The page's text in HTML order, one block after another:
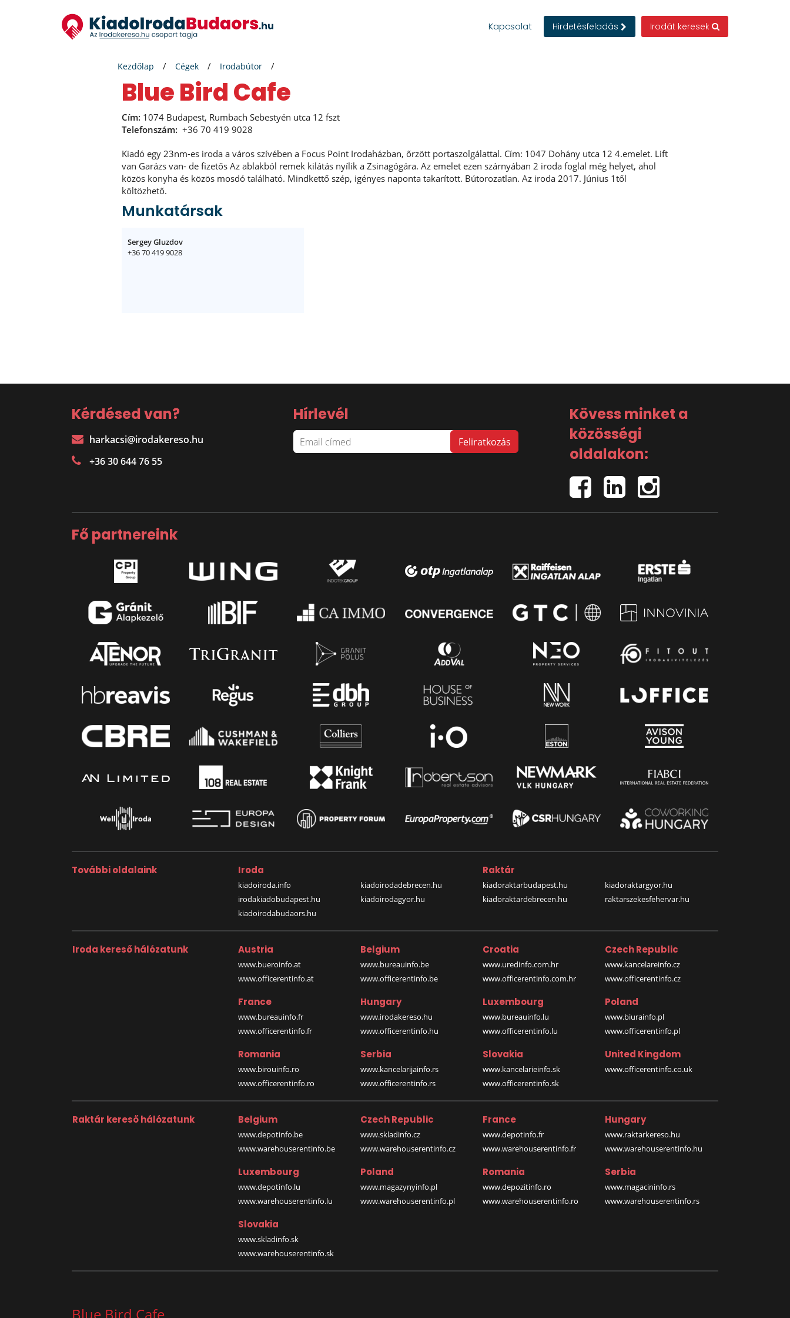
Kapcsolat Hirdetésfeladás Irodát keresek
Kezdőlap Cégek Irodabútor
Blue Bird Cafe
Cím: 1074 Budapest, Rumbach Sebestyén utca 12 fszt
Telefonszám: +36 70 419 9028
Kiadó egy 23nm-es iroda a város szívében a Focus Point Irodaházban, őrzött portaszolgálattal. Cím: 1047 Dohány utca 12 4.emelet. Lift
van Garázs van- de fizetős Az ablakból remek kilátás nyílik a Zsinagógára. Az emelet ezen szárnyában 2 iroda foglal még helyet, ahol
közös konyha és közös mosdó található. Mindkettő szép, igényes naponta takarított. Bútorozatlan. Az iroda 2017. Június 1től
költözhető.
Munkatársak
Sergey Gluzdov
+36 70 419 9028
Kérdésed van?
harkacsi@irodakereso.hu
+36 30 644 76 55
Hírlevél
Kövess minket a
közösségi
oldalakon:
Fő partnereink
További oldalaink Iroda
kiadoiroda.info
irodakiadobudapest.hu
kiadoirodabudaors.hu
kiadoirodadebrecen.hu
kiadoirodagyor.hu
Raktár
kiadoraktarbudapest.hu
kiadoraktardebrecen.hu
kiadoraktargyor.hu
raktarszekesfehervar.hu
Iroda kereső hálózatunk Austria
www.bueroinfo.at
www.officerentinfo.at
Belgium
www.bureauinfo.be
www.officerentinfo.be
Croatia
www.uredinfo.com.hr
www.officerentinfo.com.hr
Czech Republic
www.kancelareinfo.cz
www.officerentinfo.cz
France
www.bureauinfo.fr
www.officerentinfo.fr
Hungary
www.irodakereso.hu
www.officerentinfo.hu
Luxembourg
www.bureauinfo.lu
www.officerentinfo.lu
Poland
www.biurainfo.pl
www.officerentinfo.pl
Romania
www.birouinfo.ro
www.officerentinfo.ro
Serbia
www.kancelarijainfo.rs
www.officerentinfo.rs
Slovakia
www.kancelarieinfo.sk
www.officerentinfo.sk
United Kingdom
www.officerentinfo.co.uk
Raktár kereső hálózatunk Belgium
www.depotinfo.be
www.warehouserentinfo.be
Czech Republic
www.skladinfo.cz
www.warehouserentinfo.cz
France
www.depotinfo.fr
www.warehouserentinfo.fr
Hungary
www.raktarkereso.hu
www.warehouserentinfo.hu
Luxembourg
www.depotinfo.lu
www.warehouserentinfo.lu
Poland
www.magazynyinfo.pl
www.warehouserentinfo.pl
Romania
www.depozitinfo.ro
www.warehouserentinfo.ro
Serbia
www.magacininfo.rs
www.warehouserentinfo.rs
Slovakia
www.skladinfo.sk
www.warehouserentinfo.sk